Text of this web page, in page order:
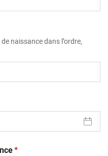
naissance dans l’ordre,
(obligatoire)
*